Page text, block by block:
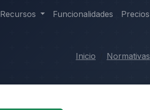
Recursos Funcionalidades Precios
Inicio Normativas